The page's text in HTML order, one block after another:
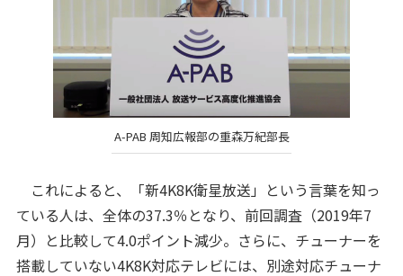
A-PAB 周知広報部の重森万紀部長
これによると、「新4K8K衛星放送」という言葉を知っ
ている人は、全体の37.3％となり、前回調査（2019年7
月）と比較して4.0ポイント減少。さらに、チューナーを
搭載していない4K8K対応テレビには、別途対応チューナ